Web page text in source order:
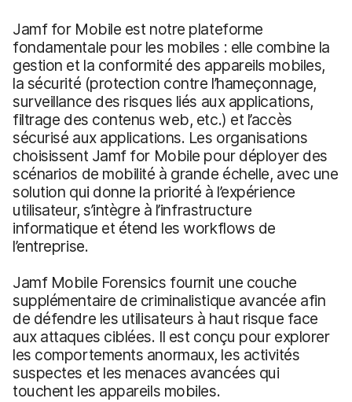
Jamf for Mobile est notre plateforme
fondamentale pour les mobiles : elle combine la
gestion et la conformité des appareils mobiles,
la sécurité (protection contre l’hameçonnage,
surveillance des risques liés aux applications,
filtrage des contenus web, etc.) et l’accès
sécurisé aux applications. Les organisations
choisissent Jamf for Mobile pour déployer des
scénarios de mobilité à grande échelle, avec une
solution qui donne la priorité à l’expérience
utilisateur, s’intègre à l’infrastructure
informatique et étend les workflows de
l’entreprise.
Jamf Mobile Forensics fournit une couche
supplémentaire de criminalistique avancée afin
de défendre les utilisateurs à haut risque face
aux attaques ciblées. Il est conçu pour explorer
les comportements anormaux, les activités
suspectes et les menaces avancées qui
touchent les appareils mobiles.